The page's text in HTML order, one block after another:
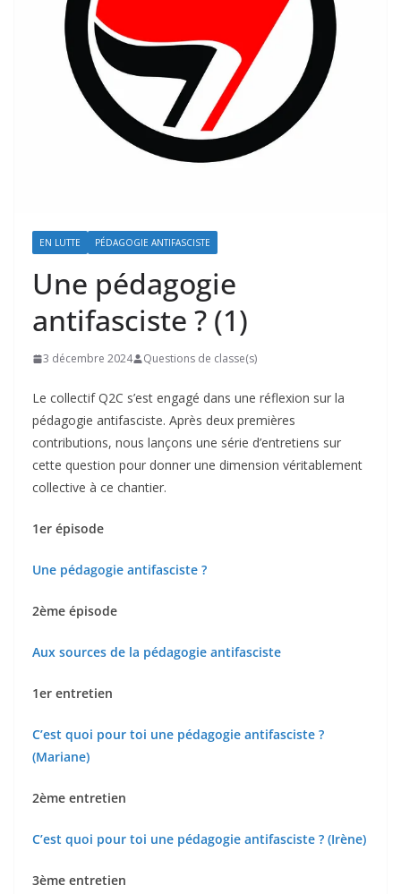
EN LUTTE PÉDAGOGIE ANTIFASCISTE
Une pédagogie
antifasciste ? (1)
3 décembre 2024 Questions de classe(s)
Le collectif Q2C s’est engagé dans une réflexion sur la
pédagogie antifasciste. Après deux premières
contributions, nous lançons une série d’entretiens sur
cette question pour donner une dimension véritablement
collective à ce chantier.
1er épisode
Une pédagogie antifasciste ?
2ème épisode
Aux sources de la pédagogie antifasciste
1er entretien
C’est quoi pour toi une pédagogie antifasciste ?
(Mariane)
2ème entretien
C’est quoi pour toi une pédagogie antifasciste ? (Irène)
3ème entretien